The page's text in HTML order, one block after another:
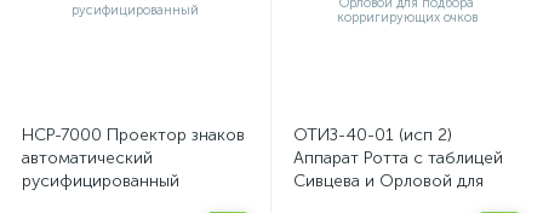
НСР-7000 Проектор знаков
автоматический
русифицированный
ОТИЗ-40-01 (исп 2)
Аппарат Ротта с таблицей
Сивцева и Орловой для